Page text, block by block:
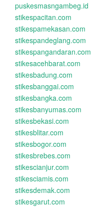
puskesmasngambeg.id
stikespacitan.com
stikespamekasan.com
stikespandeglang.com
stikespangandaran.com
stikesacehbarat.com
stikesbadung.com
stikesbanggai.com
stikesbangka.com
stikesbanyumas.com
stikesbekasi.com
stikesblitar.com
stikesbogor.com
stikesbrebes.com
stikescianjur.com
stikesciamis.com
stikesdemak.com
stikesgarut.com